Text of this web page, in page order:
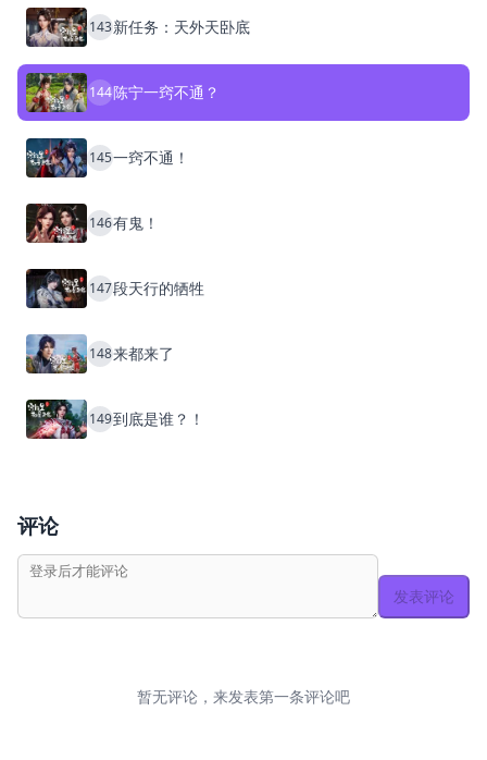
143新任务：天外天卧底
144陈宁一窍不通？
145一窍不通！
146有鬼！
147段天行的牺牲
148来都来了
149到底是谁？！
评论
发表评论
暂无评论，来发表第一条评论吧